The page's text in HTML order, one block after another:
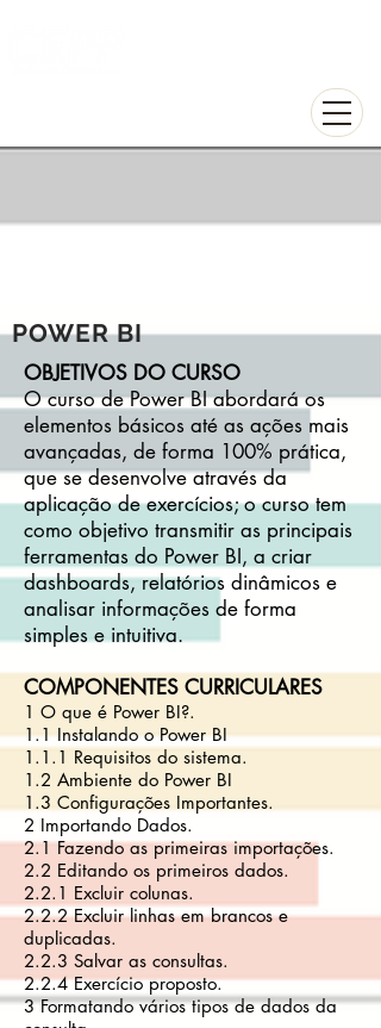
POWER BI
OBJETIVOS DO CURSO
O curso de Power BI abordará os
elementos básicos até as ações mais
avançadas, de forma 100% prática,
que se desenvolve através da
aplicação de exercícios; o curso tem
como objetivo transmitir as principais
ferramentas do Power BI, a criar
dashboards, relatórios dinâmicos e
analisar informações de forma
simples e intuitiva.
COMPONENTES CURRICULARES
1 O que é Power BI?.
1.1 Instalando o Power BI
1.1.1 Requisitos do sistema.
1.2 Ambiente do Power BI
1.3 Configurações Importantes.
2 Importando Dados.
2.1 Fazendo as primeiras importações.
2.2 Editando os primeiros dados.
2.2.1 Excluir colunas.
2.2.2 Excluir linhas em brancos e
duplicadas.
2.2.3 Salvar as consultas.
2.2.4 Exercício proposto.
3 Formatando vários tipos de dados da